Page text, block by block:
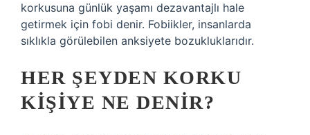
korkusuna günlük yaşamı dezavantajlı hale
getirmek için fobi denir. Fobiikler, insanlarda
sıklıkla görülebilen anksiyete bozukluklarıdır.
HER ŞEYDEN KORKU
KIŞIYE NE DENIR?